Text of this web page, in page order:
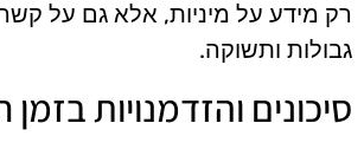
רק מידע על מיניות, אלא גם על
גבולות ותשוקה.
סיכונים והזדמנויות בזמן